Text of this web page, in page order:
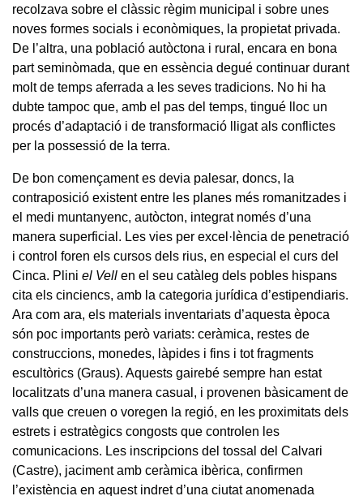
recolzava sobre el clàssic règim municipal i sobre unes
noves formes socials i econòmiques, la propietat privada.
De l’altra, una població autòctona i rural, encara en bona
part seminòmada, que en essència degué continuar durant
molt de temps aferrada a les seves tradicions. No hi ha
dubte tampoc que, amb el pas del temps, tingué lloc un
procés d’adaptació i de transformació lligat als conflictes
per la possessió de la terra.
De bon començament es devia palesar, doncs, la
contraposició existent entre les planes més romanitzades i
el medi muntanyenc, autòcton, integrat només d’una
manera superficial. Les vies per excel·lència de penetració
i control foren els cursos dels rius, en especial el curs del
Cinca. Plini el Vell en el seu catàleg dels pobles hispans
cita els cinciencs, amb la categoria jurídica d’estipendiaris.
Ara com ara, els materials inventariats d’aquesta època
són poc importants però variats: ceràmica, restes de
construccions, monedes, làpides i fins i tot fragments
escultòrics (Graus). Aquests gairebé sempre han estat
localitzats d’una manera casual, i provenen bàsicament de
valls que creuen o voregen la regió, en les proximitats dels
estrets i estratègics congosts que controlen les
comunicacions. Les inscripcions del tossal del Calvari
(Castre), jaciment amb ceràmica ibèrica, confirmen
l’existència en aquest indret d’una ciutat anomenada